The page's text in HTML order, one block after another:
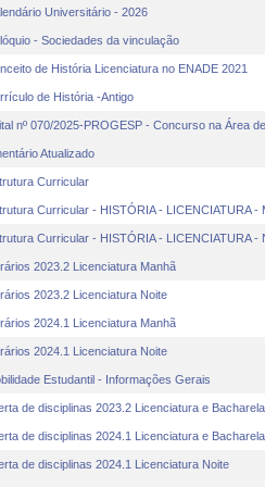
Universitário - 2026
- Sociedades da vinculação
de História Licenciatura no ENADE 2021
de História -Antigo
nº 070/2025-PROGESP - Concurso na Área
Atualizado
Curricular
Curricular - HISTÓRIA - LICENCIATURA -
Curricular - HISTÓRIA - LICENCIATURA -
2023.2 Licenciatura Manhã
2023.2 Licenciatura Noite
2024.1 Licenciatura Manhã
2024.1 Licenciatura Noite
Estudantil - Informações Gerais
de disciplinas 2023.2 Licenciatura e
de disciplinas 2024.1 Licenciatura e
de disciplinas 2024.1 Licenciatura Noite